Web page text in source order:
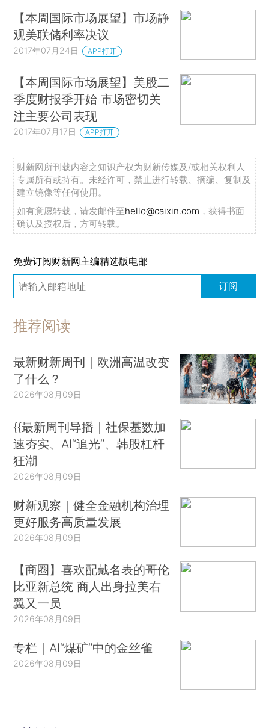
【本周国际市场展望】市场静
观美联储利率决议
2017年07月24日 APP打开
【本周国际市场展望】美股二
季度财报季开始 市场密切关
注主要公司表现
2017年07月17日 APP打开
财新网所刊载内容之知识产权为财新传媒及/或相关权利人
专属所有或持有。未经许可，禁止进行转载、摘编、复制及
建立镜像等任何使用。
如有意愿转载，请发邮件至hello@caixin.com ，获得书面
确认及授权后，方可转载。
免费订阅财新网主编精选版电邮
订阅
推荐阅读
最新财新周刊｜欧洲高温改变
了什么？
2026年08月09日
{{最新周刊导播｜社保基数加
速夯实、AI“追光”、韩股杠杆
狂潮
2026年08月09日
财新观察｜健全金融机构治理
更好服务高质量发展
2026年08月09日
【商圈】喜欢配戴名表的哥伦
比亚新总统 商人出身拉美右
翼又一员
2026年08月09日
专栏｜AI“煤矿”中的金丝雀
2026年08月09日